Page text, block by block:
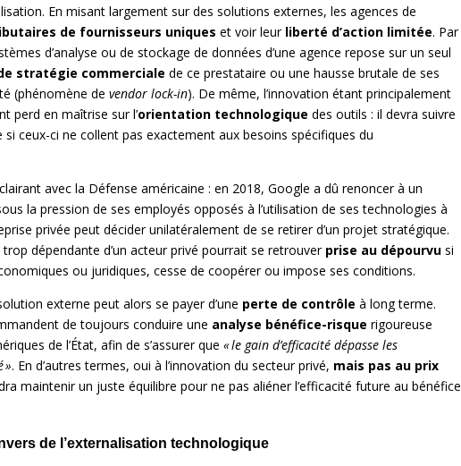
En misant largement sur des solutions externes, les agences de
de fournisseurs uniques et voir leur liberté d’action limitée. Par
d’analyse ou de stockage de données d’une agence repose sur un seul
stratégie commerciale de ce prestataire ou une hausse brutale de ses
(phénomène de vendor lock-in). De même, l’innovation étant principalement
perd en maîtrise sur l’orientation technologique des outils : il devra suivre
ceux-ci ne collent pas exactement aux besoins spécifiques du
avec la Défense américaine : en 2018, Google a dû renoncer à un
la pression de ses employés opposés à l’utilisation de ses technologies à
privée peut décider unilatéralement de se retirer d’un projet stratégique.
dépendante d’un acteur privé pourrait se retrouver prise au dépourvu si
ou juridiques, cesse de coopérer ou impose ses conditions.
externe peut alors se payer d’une perte de contrôle à long terme.
de toujours conduire une analyse bénéfice-risque rigoureuse
de l’État, afin de s’assurer que « le gain d’efficacité dépasse les
». En d’autres termes, oui à l’innovation du secteur privé, mais pas au prix
maintenir un juste équilibre pour ne pas aliéner l’efficacité future au bénéfice
de l’externalisation technologique